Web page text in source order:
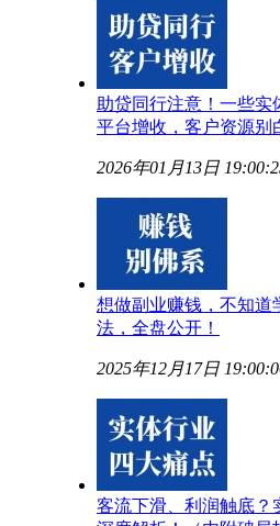
助贷同行注意！一些实
平台增收，客户资源别
2026年01月13日
想做副业赚钱，不知道
法，全盘公开！
2025年12月17日
客流下滑、利润触底？